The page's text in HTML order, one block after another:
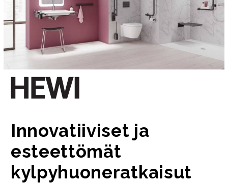
Innovatiiviset ja
esteettömät
kylpyhuoneratkaisut